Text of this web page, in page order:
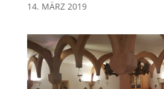
14. MÄRZ 2019